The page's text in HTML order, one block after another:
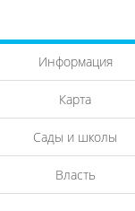
Информация
Карта
Сады и школы
Власть